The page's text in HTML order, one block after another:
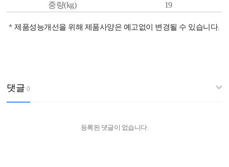
중량(kg)
19
* 제품성능개선을 위해 제품사양은 예고없이 변경될 수 있습니다.
댓글 0
등록된 댓글이 없습니다.